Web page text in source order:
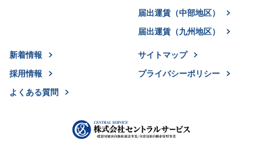
届出運賃（中部地区）
届出運賃（九州地区）
新着情報
採用情報
よくある質問
サイトマップ
プライバシーポリシー